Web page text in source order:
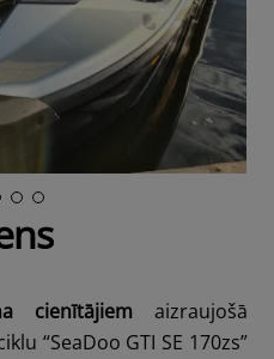
cienītājiem aizraujošā
“SeaDoo GTI SE 170zs”